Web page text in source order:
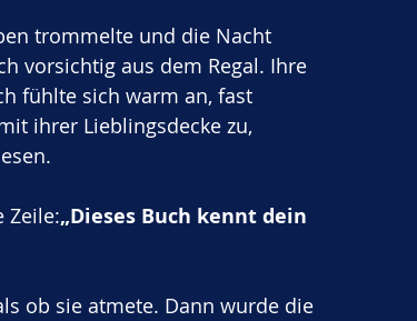
trommelte und die Nacht
vorsichtig aus dem Regal. Ihre
fühlte sich warm an, fast
ihrer Lieblingsdecke zu,
Zeile:„Dieses Buch kennt dein
ob sie atmete. Dann wurde die